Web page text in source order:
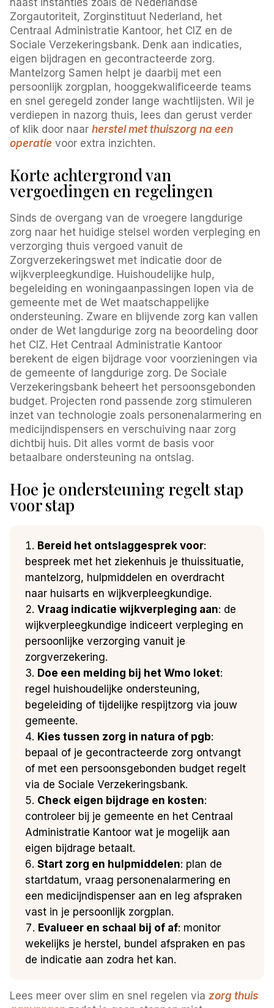
Zorgautoriteit, Zorginstituut Nederland, het
Centraal Administratie Kantoor, het CIZ en de
Sociale Verzekeringsbank. Denk aan indicaties,
eigen bijdragen en gecontracteerde zorg.
Mantelzorg Samen helpt je daarbij met een
persoonlijk zorgplan, hooggekwalificeerde teams
en snel geregeld zonder lange wachtlijsten. Wil je
verdiepen in nazorg thuis, lees dan gerust verder
of klik door naarherstel met thuiszorg na een
operatie voor extra inzichten.
Korte achtergrond van
vergoedingen en regelingen
Sinds de overgang van de vroegere langdurige
zorg naar het huidige stelsel worden verpleging en
verzorging thuis vergoed vanuit de
Zorgverzekeringswet met indicatie door de
wijkverpleegkundige. Huishoudelijke hulp,
begeleiding en woningaanpassingen lopen via de
gemeente met de Wet maatschappelijke
ondersteuning. Zware en blijvende zorg kan vallen
onder de Wet langdurige zorg na beoordeling door
het CIZ. Het Centraal Administratie Kantoor
berekent de eigen bijdrage voor voorzieningen via
de gemeente of langdurige zorg. De Sociale
Verzekeringsbank beheert het persoonsgebonden
budget. Projecten rond passende zorg stimuleren
inzet van technologie zoals personenalarmering en
medicijndispensers en verschuiving naar zorg
dichtbij huis. Dit alles vormt de basis voor
betaalbare ondersteuning na ontslag.
Hoe je ondersteuning regelt stap
voor stap
Bereid het ontslaggesprek voor:
bespreek met het ziekenhuis je thuissituatie,
mantelzorg, hulpmiddelen en overdracht
naar huisarts en wijkverpleegkundige.
Vraag indicatie wijkverpleging aan: de
wijkverpleegkundige indiceert verpleging en
persoonlijke verzorging vanuit je
zorgverzekering.
Doe een melding bij het Wmo loket:
regel huishoudelijke ondersteuning,
begeleiding of tijdelijke respijtzorg via jouw
gemeente.
Kies tussen zorg in natura of pgb:
bepaal of je gecontracteerde zorg ontvangt
of met een persoonsgebonden budget regelt
via de Sociale Verzekeringsbank.
Check eigen bijdrage en kosten:
controleer bij je gemeente en het Centraal
Administratie Kantoor wat je mogelijk aan
eigen bijdrage betaalt.
Start zorg en hulpmiddelen: plan de
startdatum, vraag personenalarmering en
een medicijndispenser aan en leg afspraken
vast in je persoonlijk zorgplan.
Evalueer en schaal bij of af: monitor
wekelijks je herstel, bundel afspraken en pas
de indicatie aan zodra het kan.
Lees meer over slim en snel regelen viazorg thuis